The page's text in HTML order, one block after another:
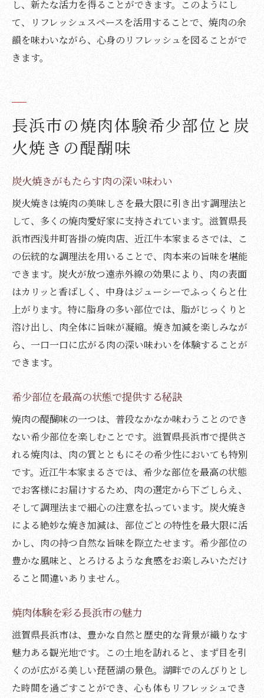
し、新たな活力を得ることができます。このようにし
て、リフレッシュスペースを活用することで、焼肉の余
韻を味わいながら、心身のリフレッシュを図ることがで
きます。
長浜市の焼肉体験希少部位と炭
火焼きの醍醐味
炭火焼きがもたらす肉の深い味わい
炭火焼きは焼肉の美味しさを最大限に引き出す調理法と
して、多くの焼肉愛好家に支持されています。滋賀県長
浜市西浅井町沓掛の焼肉店、近江牛本家まるさでは、こ
の伝統的な調理法を用いることで、肉本来の旨味を堪能
できます。炭火が放つ遠赤外線の効果により、肉の表面
はカリッと香ばしく、中身はジューシーでふっくらと仕
上がります。特に脂身の多い部位では、脂がじっくりと
溶け出し、肉全体に旨味が凝縮。焼き加減を楽しみなが
ら、一口一口に広がる肉の深い味わいを体験することが
できます。
希少部位を最高の状態で提供する秘訣
焼肉の醍醐味の一つは、普段なかなか味わうことのでき
ない希少部位を楽しむことです。滋賀県長浜市で提供さ
れる焼肉は、肉の質とともにその希少性においても特別
です。近江牛本家まるさでは、希少な部位を最高の状態
でお客様にお届けするため、肉の選定から下ごしらえ、
そして調理法まで細心の注意を払っています。炭火焼き
による絶妙な焼き加減は、部位ごとの特性を最大限に活
かし、肉の持つ自然な旨味を際立たせます。希少部位の
豊かな風味と、とろけるような食感をお楽しみいただけ
ること間違いありません。
焼肉体験を彩る長浜市の魅力
滋賀県長浜市は、豊かな自然と歴史的な背景が織りなす
魅力ある観光地です。この土地を訪れると、まず目を引
くのが広がる美しい琵琶湖の景色。湖畔でのんびりとし
た時間を過ごすことができ、心も体もリフレッシュでき